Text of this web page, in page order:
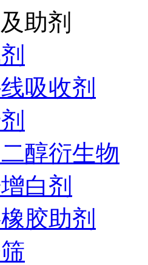
助剂
吸收剂
醇衍生物
白剂
胶助剂